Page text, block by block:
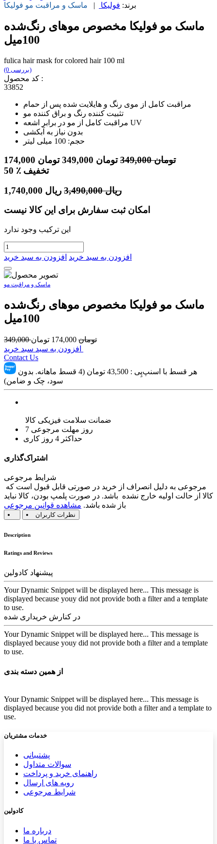
برند: فولیکا | ماسک و مراقبت مو فولیکا
ماسک مو فولیکا مخصوص موهای رنگ‌شده
100میل
fulica hair mask for colored hair 100 ml
(0 بررسی)
کد محصول :
33852
مراقبت کامل از موی رنگ و هایلایت شده پس از حمام
تثبیت کننده رنگ و براق کننده مو
مراقبت کامل از مو در برابر اشعه UV
بدون نیاز به آبکشی
حجم: 100 میلی لیتر
174,000 تومان 349,000تومان 349,000 تومان
50
٪ تخفیف
1,740,000 ریال 3,490,000 ریال
امکان ثبت سفارش برای این کالا نیست
این ترکیب وجود ندارد
افزودن به سبد خرید افزودن به سبد خرید
ماسک و مراقبت مو
ماسک مو فولیکا مخصوص موهای رنگ‌شده
100میل
349,000 تومان 174,000 تومان
Contact Us
هر قسط با اسنپ‌پِی : 43,500
تومان (4 قسط ماهانه. بدون
سود، چک و ضامن)
ضمانت سلامت فیزیکی کالا
7 روز مهلت مرجوعی
حداکثر 4 روز کاری
اشتراک‌گذاری
شرایط مرجوعی
کالا از حالت اولیه خارج نشده باشد. در صورت پلمپ بودن، کالا نباید
باز شده باشد. مشاهده قوانین مرجوعی
نظرات کاربران
Description
Ratings and Reviews
پیشنهاد کادولین
Your Dynamic Snippet will be displayed here... This message is
displayed because youy did not provide both a filter and a template
to use.
در کنارش خریداری شده
Your Dynamic Snippet will be displayed here... This message is
displayed because youy did not provide both a filter and a template
to use.
از همین دسته بندی
Your Dynamic Snippet will be displayed here... This message is
displayed because you did not provide both a filter and a template to
use.
خدمات مشتریان
پشتیب​​انی
سوالات متداول
راهنمای خرید و پرداخت
رویه های ارسال
شرایط مرجوعی
کادولین
درباره ما
تماس با ما